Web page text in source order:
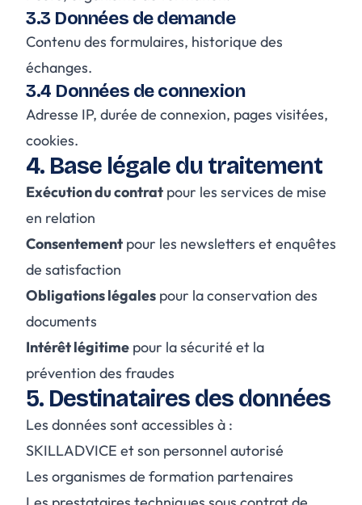
3.3 Données de demande
Contenu des formulaires, historique des
échanges.
3.4 Données de connexion
Adresse IP, durée de connexion, pages visitées,
cookies.
4. Base légale du traitement
Exécution du contrat pour les services de mise
en relation
Consentement pour les newsletters et enquêtes
de satisfaction
Obligations légales pour la conservation des
documents
Intérêt légitime pour la sécurité et la
prévention des fraudes
5. Destinataires des données
Les données sont accessibles à :
SKILLADVICE et son personnel autorisé
Les organismes de formation partenaires